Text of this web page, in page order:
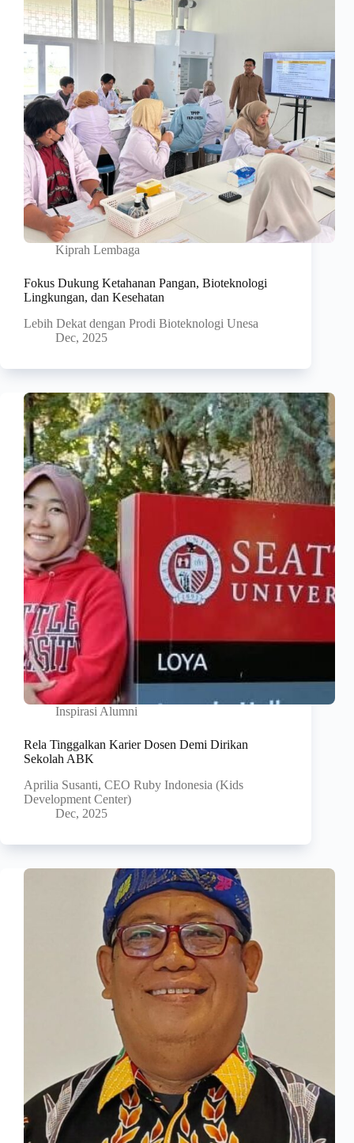
Kiprah Lembaga
Fokus Dukung Ketahanan Pangan, Bioteknologi
Lingkungan, dan Kesehatan
Lebih Dekat dengan Prodi Bioteknologi Unesa
Dec, 2025
Inspirasi Alumni
Rela Tinggalkan Karier Dosen Demi Dirikan
Sekolah ABK
Aprilia Susanti, CEO Ruby Indonesia (Kids
Development Center)
Dec, 2025